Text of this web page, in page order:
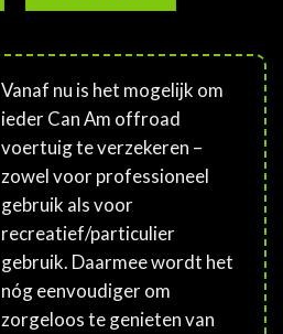
Vanaf nu is het mogelijk om
ieder Can Am offroad
voertuig te verzekeren –
zowel voor professioneel
gebruik als voor
recreatief/particulier
gebruik. Daarmee wordt het
nóg eenvoudiger om
zorgeloos te genieten van